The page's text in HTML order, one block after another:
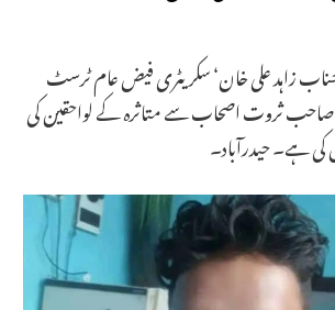
زاہد علی خان‘ سکریٹری فیض عام ٹرسٹ
ثروت اصحاب سے متاثرہ کے لواحقین کی
ہے۔ حیدرآباد۔